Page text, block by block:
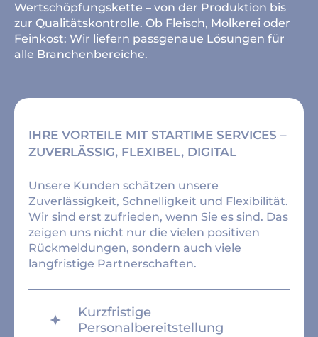
Wertschöpfungskette – von der Produktion bis
zur Qualitätskontrolle. Ob Fleisch, Molkerei oder
Feinkost: Wir liefern passgenaue Lösungen für
alle Branchenbereiche.
IHRE VORTEILE MIT STARTIME SERVICES –
ZUVERLÄSSIG, FLEXIBEL, DIGITAL
Unsere Kunden schätzen unsere
Zuverlässigkeit, Schnelligkeit und Flexibilität.
Wir sind erst zufrieden, wenn Sie es sind. Das
zeigen uns nicht nur die vielen positiven
Rückmeldungen, sondern auch viele
langfristige Partnerschaften.
Kurzfristige
Personalbereitstellung